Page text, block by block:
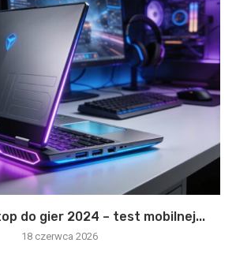
do gier 2024 – test mobilnej...
18 czerwca 2026